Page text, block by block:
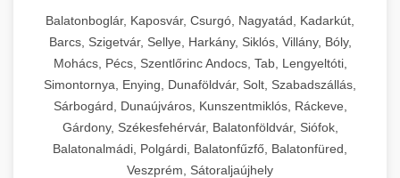
megbízható teljesítményhez.
chef-iparikonyhagepek.hu
kereskedelmi tésztakeverő
Ipari hús- és sajtszeletelő gépek professzionális
élelmiszer-előkészítéshez. Precíziós vágás
állítható vastagság beállítással.
chef-iparikonyhagepek.hu
professzionális élelmiszer szeletelő
📦 22. Vákuumozó Gép +
Kereskedelmi vákuumcsomagoló berendezések
élelmiszerek tartósításához. Hosszabbítsa a
szavatossági időt és tartsa meg a termék
frissességét.
🎁 23. Vákuumfóliázó Gép +
Ipari vákuumfóliázó gépek professzionális
Balatonboglár, Kaposvár, Csurgó, Nagyatád, Kadarkút,
Barcs, Szigetvár, Sellye, Harkány, Siklós, Villány, Bóly,
Mohács, Pécs, Szentlőrinc Andocs, Tab, Lengyeltóti,
Simontornya, Enying, Dunaföldvár, Solt, Szabadszállás,
Sárbogárd, Dunaújváros, Kunszentmiklós, Ráckeve,
Gárdony, Székesfehérvár, Balatonföldvár, Siófok,
Balatonalmádi, Polgárdi, Balatonfűzfő, Balatonfüred,
Veszprém, Sátoraljaújhely